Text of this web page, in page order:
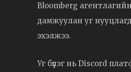
Bloomberg
дамжуулан уг
эхэлжээ.
Уг бүлэг нь Discord